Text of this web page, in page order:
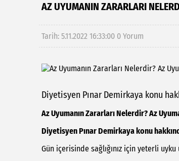
AZ UYUMANIN ZARARLARI
Tarih: 5.11.2022 16:33:00 0 Yorum
Diyetisyen Pınar Demirkaya konu
Az Uyumanın Zararları Nelerdir? Az
Diyetisyen Pınar Demirkaya konu
Gün içerisinde sağlığınız için yeterli